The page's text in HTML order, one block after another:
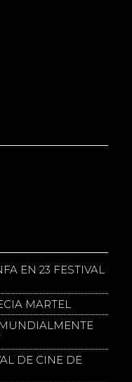
EN 23 FESTIVAL
MARTEL
DE CINE DE